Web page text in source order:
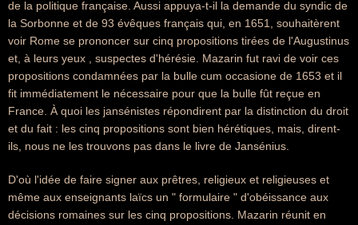
de la politique française. Aussi appuya-t-il la demande du syndic de
la Sorbonne et de 93 évêques français qui, en 1651, souhaitèrent
voir Rome se prononcer sur cinq propositions tirées de l'Augustinus
et, à leurs yeux , suspectes d'hérésie. Mazarin fut ravi de voir ces
propositions condamnées par la bulle cum occasione de 1653 et il
fit immédiatement le nécessaire pour que la bulle fût reçue en
France. À quoi les jansénistes répondirent par la distinction du droit
et du fait : les cinq propositions sont bien hérétiques, mais, dirent-
ils, nous ne les trouvons pas dans le livre de Jansénius.
D'où l'idée de faire signer aux prêtres, religieux et religieuses et
même aux enseignants laïcs un " formulaire " d'obéissance aux
décisions romaines sur les cinq propositions. Mazarin réunit en